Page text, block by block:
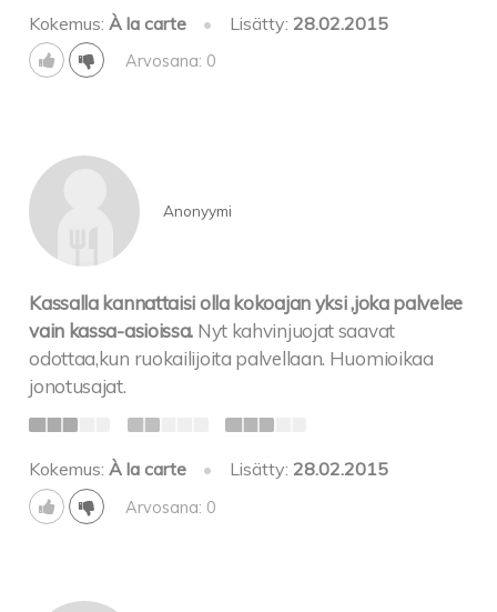
Kokemus:À la carte • Lisätty: 28.02.2015
Arvosana: 0
Anonyymi
Kassalla kannattaisi olla kokoajan yksi ,joka palvelee
vain kassa-asioissa. Nyt kahvinjuojat saavat
odottaa,kun ruokailijoita palvellaan. Huomioikaa
jonotusajat.
Kokemus:À la carte • Lisätty: 28.02.2015
Arvosana: 0